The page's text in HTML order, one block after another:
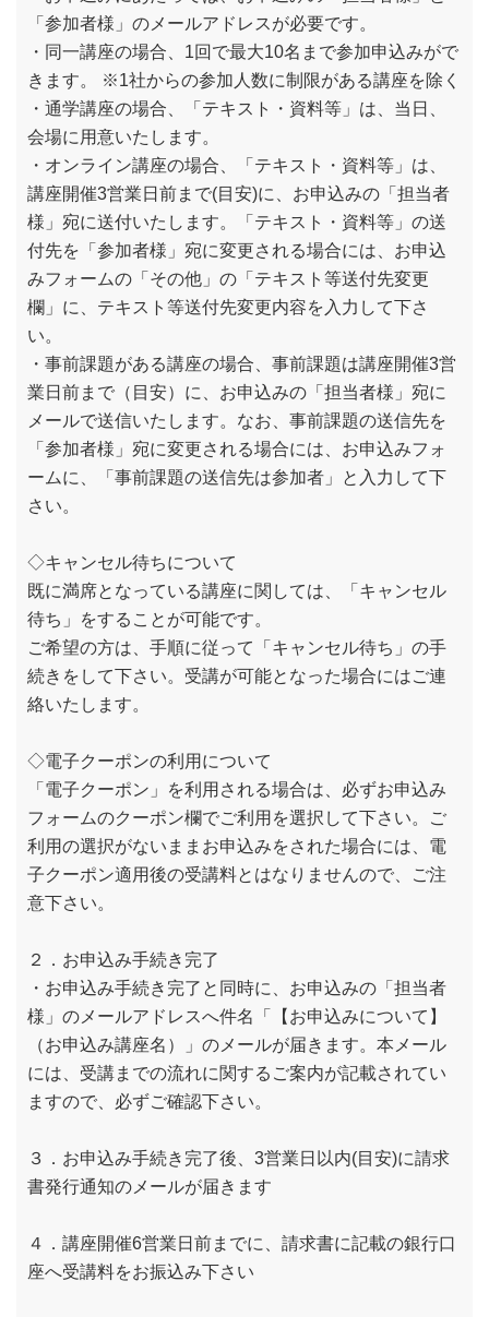
「参加者様」のメールアドレスが必要です。
・同一講座の場合、1回で最大10名まで参加申込みがで
きます。 ※1社からの参加人数に制限がある講座を除く
・通学講座の場合、「テキスト・資料等」は、当日、
会場に用意いたします。
・オンライン講座の場合、「テキスト・資料等」は、
講座開催3営業日前まで(目安)に、お申込みの「担当者
様」宛に送付いたします。「テキスト・資料等」の送
付先を「参加者様」宛に変更される場合には、お申込
みフォームの「その他」の「テキスト等送付先変更
欄」に、テキスト等送付先変更内容を入力して下さ
い。
・事前課題がある講座の場合、事前課題は講座開催3営
業日前まで（目安）に、お申込みの「担当者様」宛に
メールで送信いたします。なお、事前課題の送信先を
「参加者様」宛に変更される場合には、お申込みフォ
ームに、「事前課題の送信先は参加者」と入力して下
さい。
◇キャンセル待ちについて
既に満席となっている講座に関しては、「キャンセル
待ち」をすることが可能です。
ご希望の方は、手順に従って「キャンセル待ち」の手
続きをして下さい。受講が可能となった場合にはご連
絡いたします。
◇電子クーポンの利用について
「電子クーポン」を利用される場合は、必ずお申込み
フォームのクーポン欄でご利用を選択して下さい。ご
利用の選択がないままお申込みをされた場合には、電
子クーポン適用後の受講料とはなりませんので、ご注
意下さい。
２．お申込み手続き完了
・お申込み手続き完了と同時に、お申込みの「担当者
様」のメールアドレスへ件名「【お申込みについて】
（お申込み講座名）」のメールが届きます。本メール
には、受講までの流れに関するご案内が記載されてい
ますので、必ずご確認下さい。
３．お申込み手続き完了後、3営業日以内(目安)に請求
書発行通知のメールが届きます
４．講座開催6営業日前までに、請求書に記載の銀行口
座へ受講料をお振込み下さい